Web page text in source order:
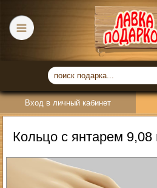
Вход в личный кабинет
Кольцо с янтарем